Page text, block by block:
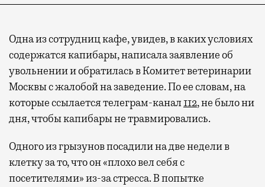
Одна из сотрудниц кафе, увидев, в каких условиях
содержатся капибары, написала заявление об
увольнении и обратилась в Комитет ветеринарии
Москвы с жалобой на заведение. По ее словам, на
которые ссылается телеграм-канал112, не было ни
дня, чтобы капибары не травмировались.
Одного из грызунов посадили на две недели в
клетку за то, что он «плохо вел себя с
посетителями» из-за стресса. В попытке